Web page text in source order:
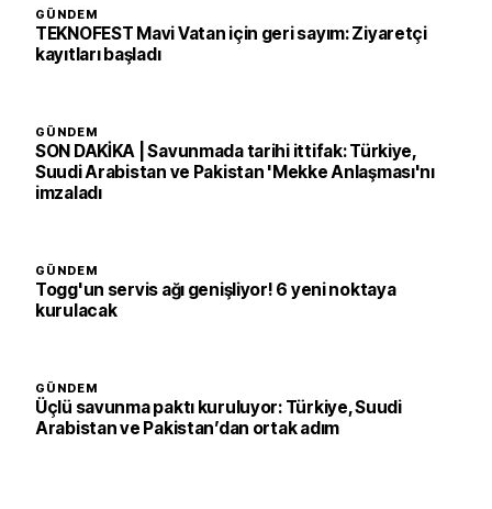
GÜNDEM
TEKNOFEST Mavi Vatan için geri sayım: Ziyaretçi
kayıtları başladı
GÜNDEM
SON DAKİKA | Savunmada tarihi ittifak: Türkiye,
Suudi Arabistan ve Pakistan 'Mekke Anlaşması'nı
imzaladı
GÜNDEM
Togg'un servis ağı genişliyor! 6 yeni noktaya
kurulacak
GÜNDEM
Üçlü savunma paktı kuruluyor: Türkiye, Suudi
Arabistan ve Pakistan’dan ortak adım